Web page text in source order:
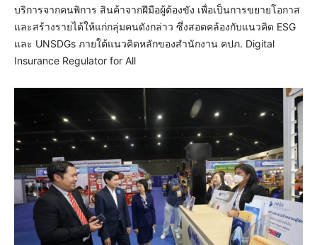
บริการจากคนพิการ สินค้าจากฝีมือผู้ต้องขัง เพื่อเป็นการขยายโอกาส
และสร้างรายได้ให้แก่กลุ่มคนดังกล่าว ซึ่งสอดคล้องกับแนวคิด ESG
และ UNSDGs ภายใต้แนวคิดหลักของสำนักงาน คปภ. Digital
Insurance Regulator for All